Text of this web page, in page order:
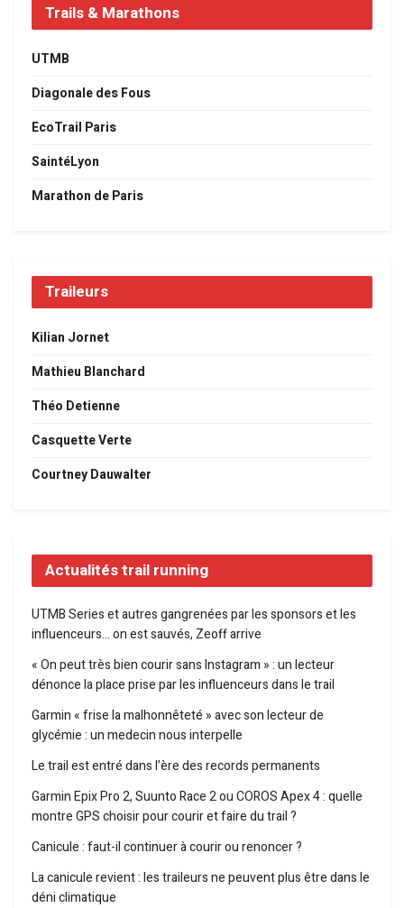
Trails & Marathons
UTMB
Diagonale des Fous
EcoTrail Paris
SaintéLyon
Marathon de Paris
Traileurs
Kilian Jornet
Mathieu Blanchard
Théo Detienne
Casquette Verte
Courtney Dauwalter
Actualités trail running
UTMB Series et autres gangrenées par les sponsors et les
influenceurs… on est sauvés, Zeoff arrive
« On peut très bien courir sans Instagram » : un lecteur
dénonce la place prise par les influenceurs dans le trail
Garmin « frise la malhonnêteté » avec son lecteur de
glycémie : un medecin nous interpelle
Le trail est entré dans l’ère des records permanents
Garmin Epix Pro 2, Suunto Race 2 ou COROS Apex 4 : quelle
montre GPS choisir pour courir et faire du trail ?
Canicule : faut-il continuer à courir ou renoncer ?
La canicule revient : les traileurs ne peuvent plus être dans le
déni climatique